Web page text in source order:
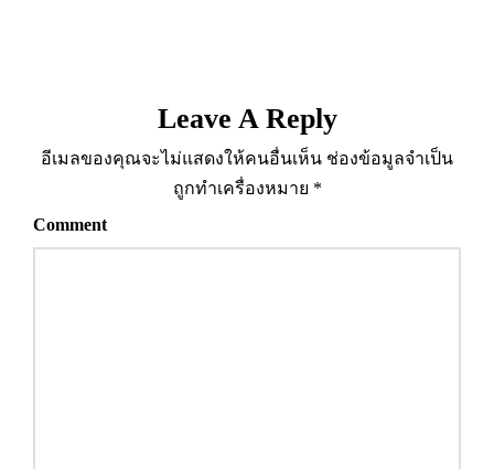
Leave A Reply
อีเมลของคุณจะไม่แสดงให้คนอื่นเห็น ช่องข้อมูลจำเป็น
ถูกทำเครื่องหมาย *
Comment